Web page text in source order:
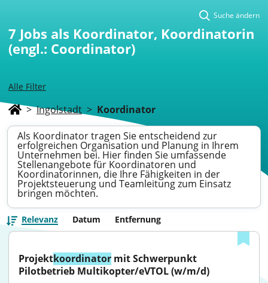
Alle Filter
Suche ändern
7 Jobs als Koordinator, Koordinatorin
(engl.: Coordinator)
> Ingolstadt > Koordinator
Als Koordinator tragen Sie entscheidend zur
erfolgreichen Organisation und Planung in Ihrem
Unternehmen bei. Hier finden Sie umfassende
Stellenangebote für Koordinatoren und
Koordinatorinnen, die Ihre Fähigkeiten in der
Projektsteuerung und Teamleitung zum Einsatz
bringen möchten.
Relevanz Datum Entfernung
Projektkoordinator mit Schwerpunkt
Pilotbetrieb Multikopter/eVTOL (w/m/d)